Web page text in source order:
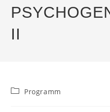
II
Beitrags-
Programm